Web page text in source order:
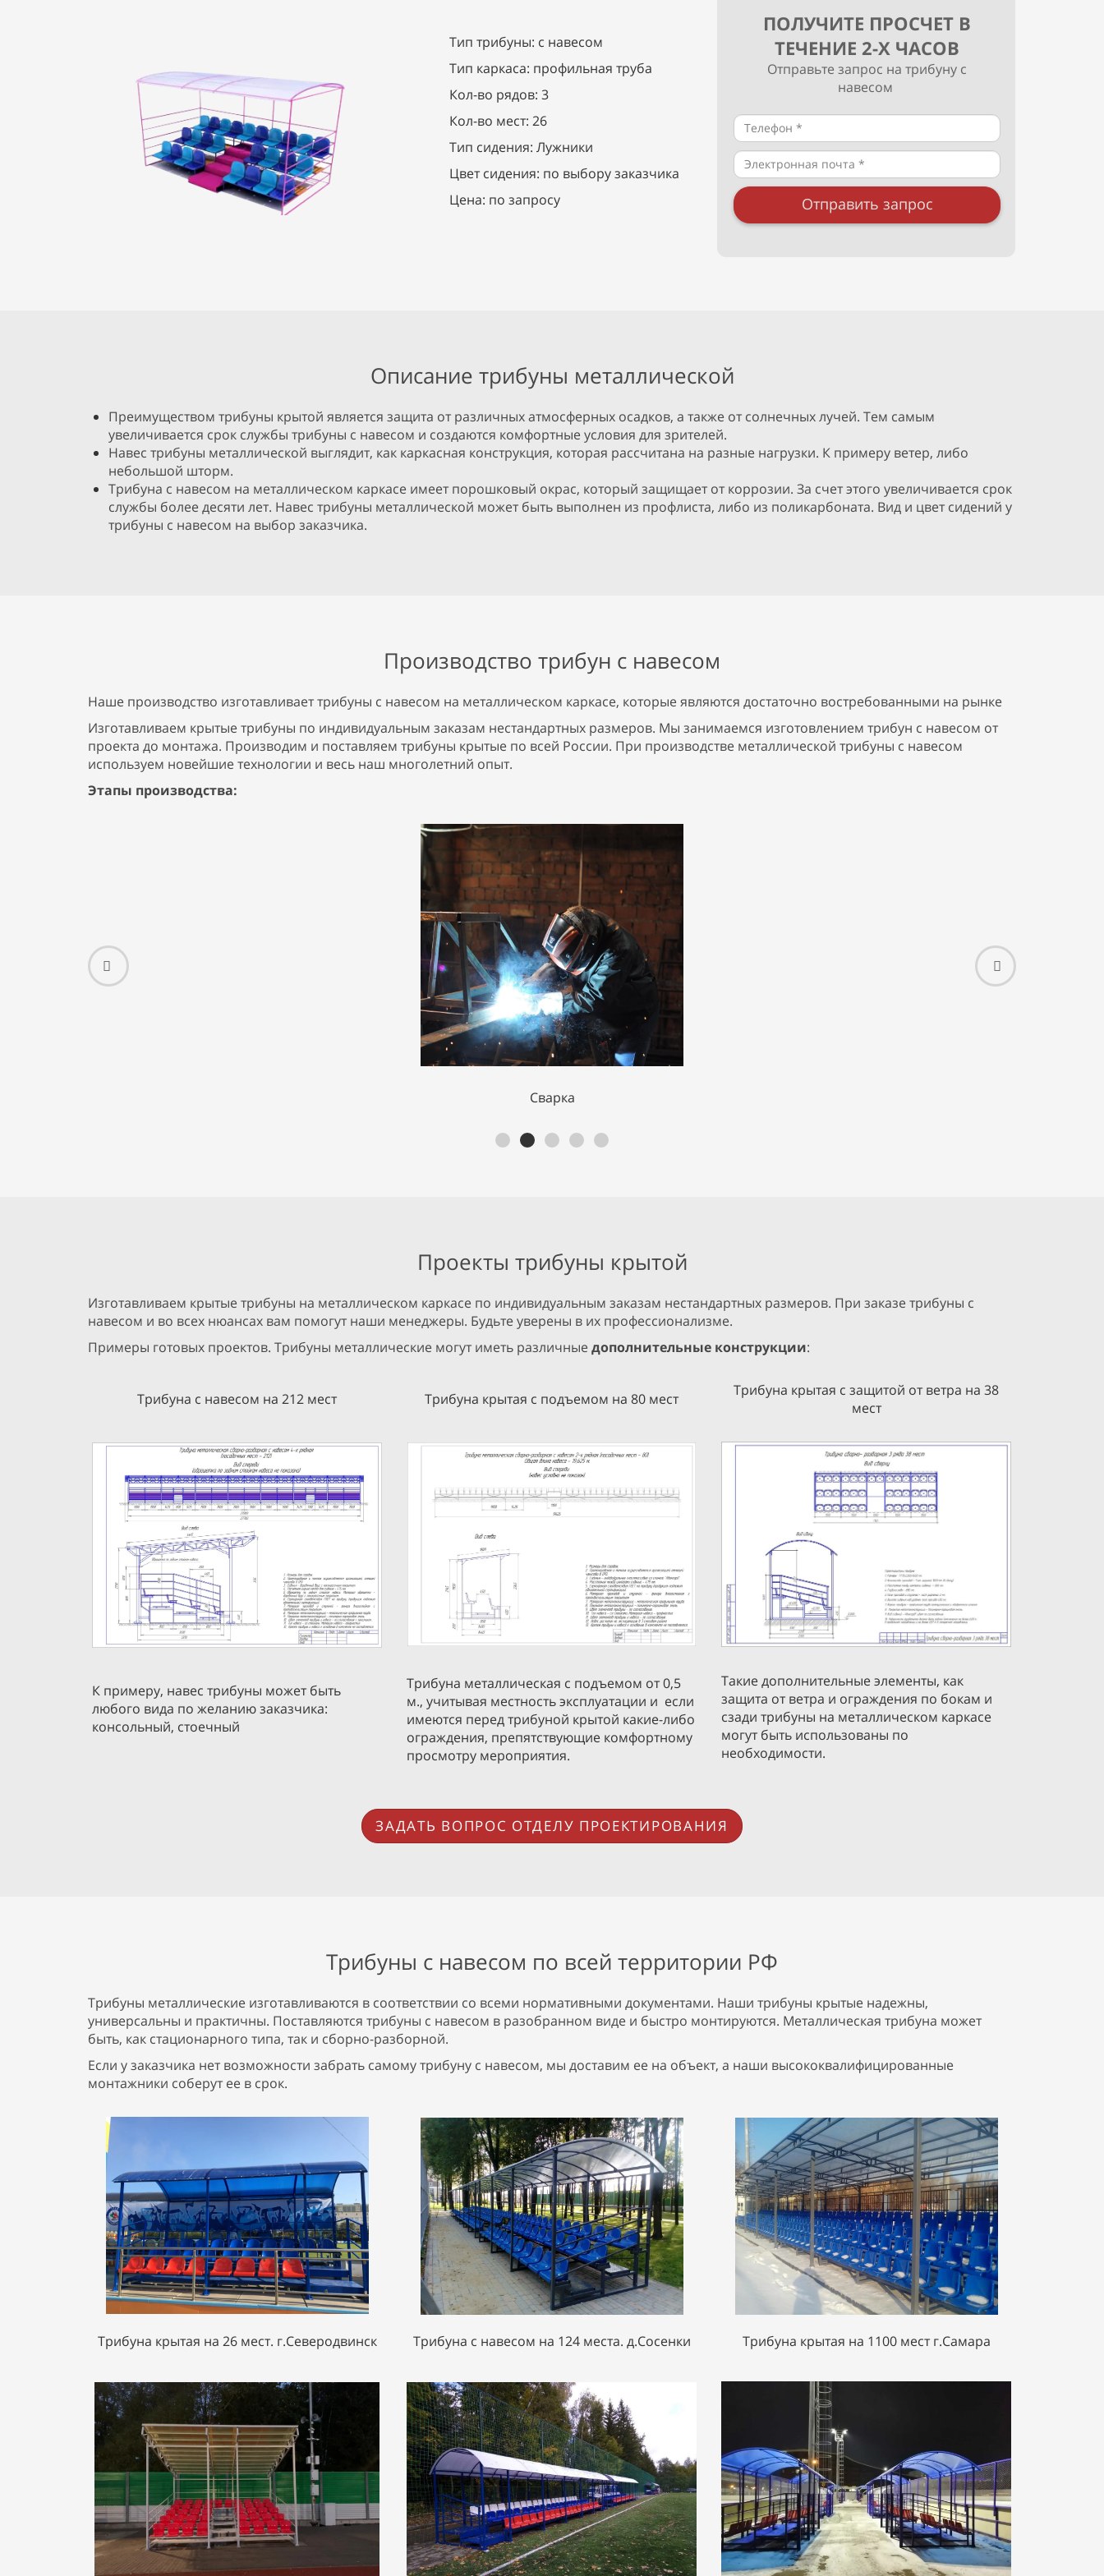
Тип трибуны: с навесом
Тип каркаса: профильная труба
Кол-во рядов: 3
Кол-во мест: 26
Тип сидения: Лужники
Цвет сидения: по выбору заказчика
Цена: по запросу
ПОЛУЧИТЕ ПРОСЧЕТ В
ТЕЧЕНИЕ 2-Х ЧАСОВ
Отправьте запрос на трибуну с
навесом
Отправить запрос
Описание трибуны металлической
Преимуществом трибуны крытой является защита от различных атмосферных осадков, а также от солнечных лучей. Тем самым
увеличивается срок службы трибуны с навесом и создаются комфортные условия для зрителей.
Навес трибуны металлической выглядит, как каркасная конструкция, которая рассчитана на разные нагрузки. К примеру ветер, либо
небольшой шторм.
Трибуна с навесом на металлическом каркасе имеет порошковый окрас, который защищает от коррозии. За счет этого увеличивается срок
службы более десяти лет. Навес трибуны металлической может быть выполнен из профлиста, либо из поликарбоната. Вид и цвет сидений у
трибуны с навесом на выбор заказчика.
Производство трибун с навесом
Наше производство изготавливает трибуны с навесом на металлическом каркасе, которые являются достаточно востребованными на рынке
Изготавливаем крытые трибуны по индивидуальным заказам нестандартных размеров. Мы занимаемся изготовлением трибун с навесом от
проекта до монтажа. Производим и поставляем трибуны крытые по всей России. При производстве металлической трибуны с навесом
используем новейшие технологии и весь наш многолетний опыт.
Этапы производства:
Сварка
Проекты трибуны крытой
Изготавливаем крытые трибуны на металлическом каркасе по индивидуальным заказам нестандартных размеров. При заказе трибуны с
навесом и во всех нюансах вам помогут наши менеджеры. Будьте уверены в их профессионализме.
Примеры готовых проектов. Трибуны металлические могут иметь различные дополнительные конструкции:
Трибуна с навесом на 212 мест Трибуна крытая с подъемом на 80 мест
Трибуна крытая с защитой от ветра на 38
мест
К примеру, навес трибуны может быть
любого вида по желанию заказчика:
консольный, стоечный
Трибуна металлическая с подъемом от 0,5
м., учитывая местность эксплуатации и если
имеются перед трибуной крытой какие-либо
ограждения, препятствующие комфортному
просмотру мероприятия.
Такие дополнительные элементы, как
защита от ветра и ограждения по бокам и
сзади трибуны на металлическом каркасе
могут быть использованы по
необходимости.
ЗАДАТЬ ВОПРОС ОТДЕЛУ ПРОЕКТИРОВАНИЯ
Трибуны с навесом по всей территории РФ
Трибуны металлические изготавливаются в соответствии со всеми нормативными документами. Наши трибуны крытые надежны,
универсальны и практичны. Поставляются трибуны с навесом в разобранном виде и быстро монтируются. Металлическая трибуна может
быть, как стационарного типа, так и сборно-разборной.
Если у заказчика нет возможности забрать самому трибуну с навесом, мы доставим ее на объект, а наши высококвалифицированные
монтажники соберут ее в срок.
Трибуна крытая на 26 мест. г.Северодвинск Трибуна с навесом на 124 места. д.Сосенки Трибуна крытая на 1100 мест г.Самара